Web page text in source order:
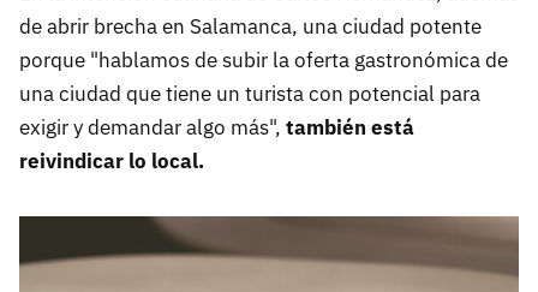
de abrir brecha en Salamanca, una ciudad potente
porque "hablamos de subir la oferta gastronómica de
una ciudad que tiene un turista con potencial para
exigir y demandar algo más", también está
reivindicar lo local.